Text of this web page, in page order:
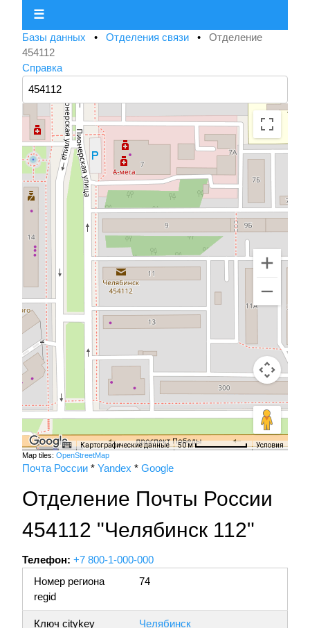
☰
Базы данных • Отделения связи • Отделение
454112
Справка
Картографические данные 50 м Условия
Map tiles: OpenStreetMap
Почта России * Yandex * Google
Отделение Почты России
454112 "Челябинск 112"
Телефон: +7 800-1-000-000
Номер региона
regid
74
Ключ citykey Челябинск